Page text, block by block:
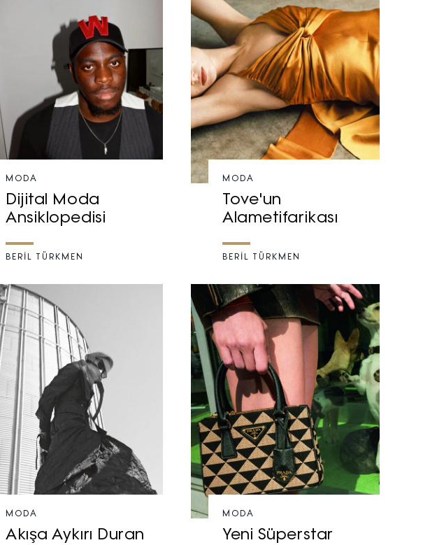
MODA
Dijital Moda
Ansiklopedisi
BERİL TÜRKMEN
MODA
Tove'un
Alametifarikası
BERİL TÜRKMEN
MODA
Akışa Aykırı Duran
MODA
Yeni Süperstar